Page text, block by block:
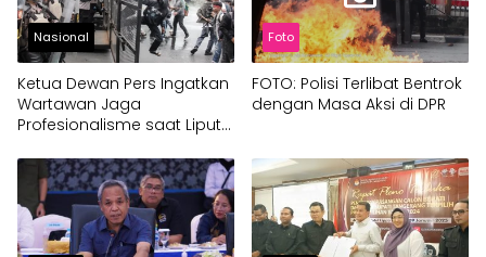
Nasional
Ketua Dewan Pers Ingatkan
Wartawan Jaga
Profesionalisme saat Liput
Foto
FOTO: Polisi Terlibat Bentrok
dengan Masa Aksi di DPR